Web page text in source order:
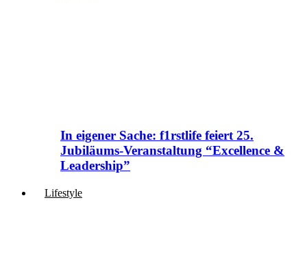
In eigener Sache: f1rstlife feiert 25.
Jubiläums-Veranstaltung “Excellence &
Leadership”
Lifestyle